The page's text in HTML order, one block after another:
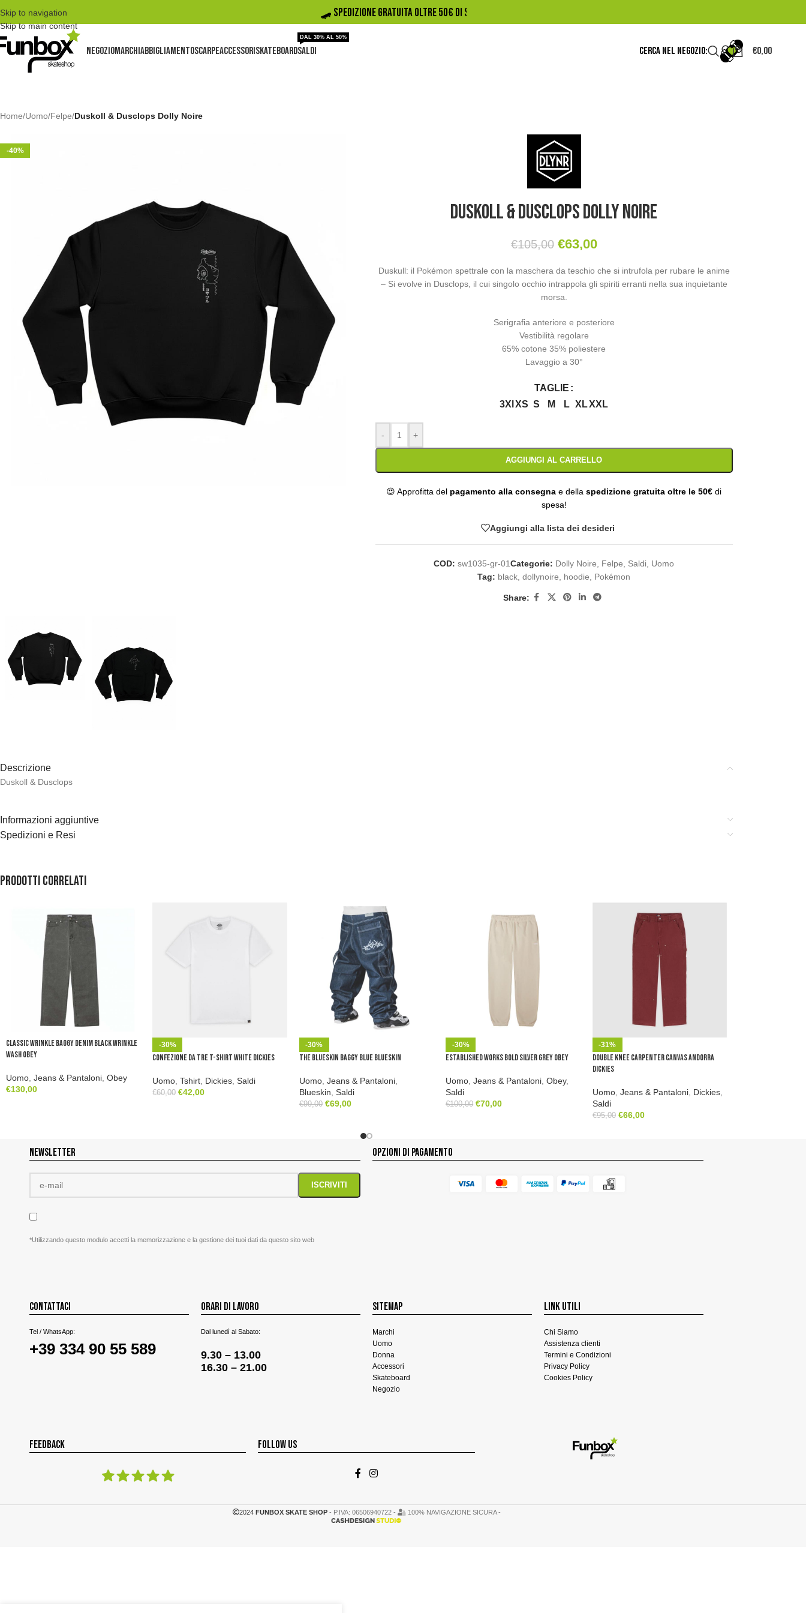
Skip to navigation
Skip to main content
🛹️ SPEDIZIONE GRATUITA OLTRE 50€ DI SPESA
NEGOZIOMARCHIABBIGLIAMENTOSCARPEACCESSORISKATEBOARDSALDI
DAL 30% AL 50%
CERCA NEL NEGOZIO: €0,00
Home/Uomo/Felpe/Duskoll & Dusclops Dolly Noire
-40%
Duskoll & Dusclops Dolly Noire
€105,00 €63,00
Duskull: il Pokémon spettrale con la maschera da teschio che si intrufola per rubare le anime
– Si evolve in Dusclops, il cui singolo occhio intrappola gli spiriti erranti nella sua inquietante
morsa.
Serigrafia anteriore e posteriore
Vestibilità regolare
65% cotone 35% poliestere
Lavaggio a 30°
TAGLIE
3Xl XS S M L XLXXL
- +
AGGIUNGI AL CARRELLO
😍 Approfitta del pagamento alla consegna e dellaspedizione gratuita oltre le 50€ di
spesa!
Aggiungi alla lista dei desideri
COD:sw1035-gr-01Categorie: Dolly Noire Felpe Saldi Uomo
Tag: black dollynoire hoodie Pokémon
Share:
Descrizione
Duskoll & Dusclops
Informazioni aggiuntive
Spedizioni e Resi
Prodotti correlati
Classic Wrinkle Baggy Denim Black Wrinkle
Wash Obey
Uomo Jeans & Pantaloni Obey
€130,00
-30%
Confezione da tre t-shirt white Dickies
Uomo Tshirt Dickies Saldi
€60,00 €42,00
-30%
The Blueskin Baggy Blue Blueskin
Uomo, Jeans & Pantaloni,
Blueskin Saldi
€99,00 €69,00
-30%
Established Works Bold Silver Grey Obey
Uomo Jeans & Pantaloni Obey,
Saldi
€100,00 €70,00
-31%
Double Knee Carpenter Canvas Andorra
Dickies
Uomo, Jeans & Pantaloni, Dickies,
Saldi
€95,00 €66,00
NEWSLETTER
*Utilizzando questo modulo accetti la memorizzazione e la gestione dei tuoi dati da questo sito web
OPZIONI DI PAGAMENTO
CONTATTACI
Tel / WhatsApp:
+39 334 90 55 589
ORARI DI LAVORO
Dal lunedì al Sabato:
9.30 – 13.00
16.30 – 21.00
SITEMAP
Marchi
Uomo
Donna
Accessori
Skateboard
Negozio
LINK UTILI
Chi Siamo
Assistenza clienti
Termini e Condizioni
Privacy Policy
Cookies Policy
FEEDBACK FOLLOW US
2024 FUNBOX SKATE SHOP- P.IVA: 06506940722 - 100% NAVIGAZIONE SICURA -